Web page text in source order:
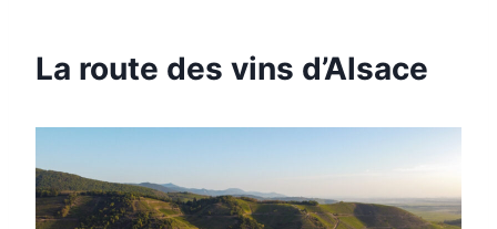
La route des vins d’Alsace